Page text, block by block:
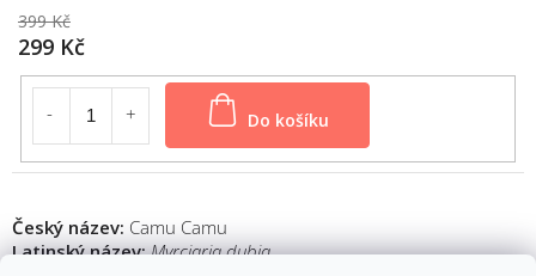
399 Kč
299 Kč
Do košíku
Český název: Camu Camu
Latinský název: Myrciaria dubia